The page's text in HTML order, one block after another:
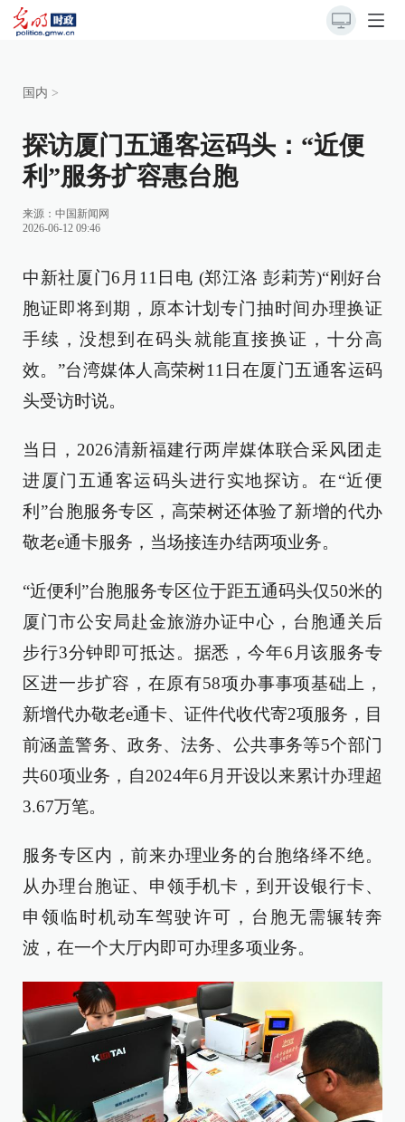
国内 >
探访厦门五通客运码头：“近便
利”服务扩容惠台胞
来源： 中国新闻网
2026-06-12 09:46
中新社厦门6月11日电 (郑江洛 彭莉芳)“刚好台
胞证即将到期，原本计划专门抽时间办理换证
手续，没想到在码头就能直接换证，十分高
效。”台湾媒体人高荣树11日在厦门五通客运码
头受访时说。
当日，2026清新福建行两岸媒体联合采风团走
进厦门五通客运码头进行实地探访。在“近便
利”台胞服务专区，高荣树还体验了新增的代办
敬老e通卡服务，当场接连办结两项业务。
“近便利”台胞服务专区位于距五通码头仅50米的
厦门市公安局赴金旅游办证中心，台胞通关后
步行3分钟即可抵达。据悉，今年6月该服务专
区进一步扩容，在原有58项办事事项基础上，
新增代办敬老e通卡、证件代收代寄2项服务，目
前涵盖警务、政务、法务、公共事务等5个部门
共60项业务，自2024年6月开设以来累计办理超
3.67万笔。
服务专区内，前来办理业务的台胞络绎不绝。
从办理台胞证、申领手机卡，到开设银行卡、
申领临时机动车驾驶许可，台胞无需辗转奔
波，在一个大厅内即可办理多项业务。